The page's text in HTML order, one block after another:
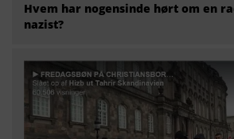
Hvem har nogensinde hørt om en
nazist?